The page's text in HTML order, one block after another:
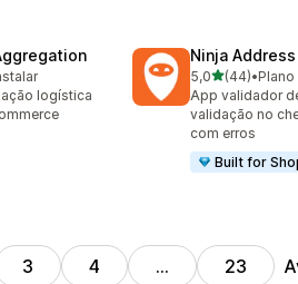
logística
Ninja
5,0de 5 estrelas
(44)
44 avaliações
•
App validador
validação no
com erros
Built for
3 4 … 23